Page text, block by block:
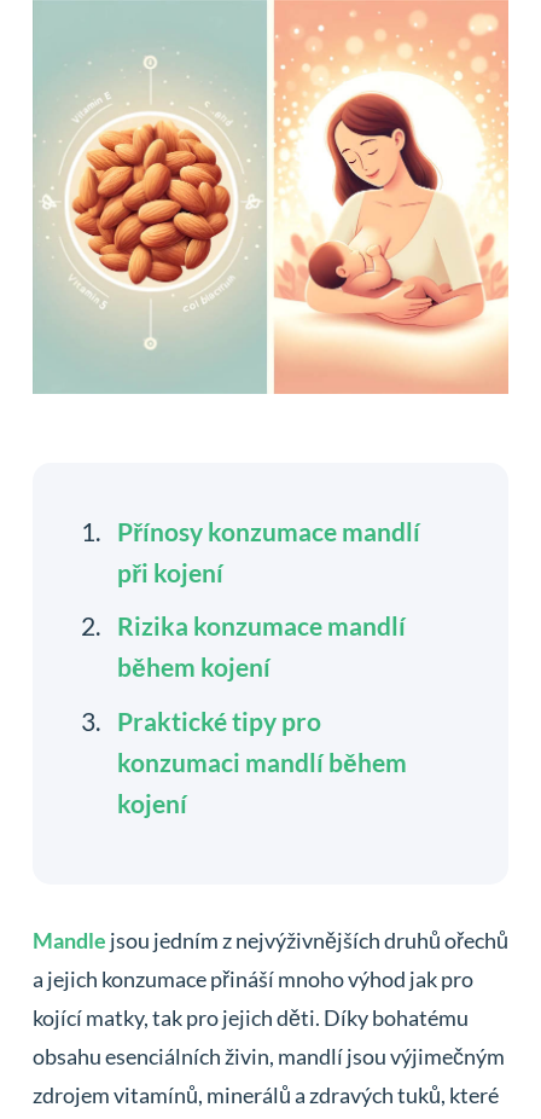
Přínosy konzumace mandlí
při kojení
Rizika konzumace mandlí
během kojení
Praktické tipy pro
konzumaci mandlí během
kojení
Mandle jsou jedním z nejvýživnějších druhů ořechů
a jejich konzumace přináší mnoho výhod jak pro
kojící matky, tak pro jejich děti. Díky bohatému
obsahu esenciálních živin, mandlí jsou výjimečným
zdrojem vitamínů, minerálů a zdravých tuků, které